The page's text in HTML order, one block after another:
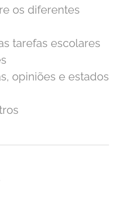
os diferentes
tarefas escolares
opiniões e estados